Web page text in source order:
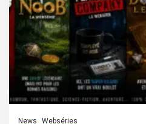
News Webséries